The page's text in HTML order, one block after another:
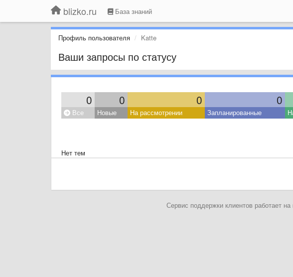
blizko.ru База знаний
Профиль пользователя Katte
Ваши запросы по статусу
0 0 0 0
Все Новые На рассмотрении Запланированные
Нет тем
Сервис поддержки клиентов работает